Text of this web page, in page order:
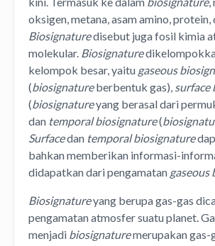
oksigen, metana, asam amino,
Biosignaturedisebut juga fosil kimia
molekular. Biosignature
kelompok besar, yaitu gaseous
(biosignatureberbentuk gas), surface
(biosignatureyang berasal dari
dan temporal biosignature(
Surfacedan temporal biosignature
bahkan memberikan informasi-
didapatkan dari pengamatan gaseous
Biosignatureyang berupa gas-gas
pengamatan atmosfer suatu planet.
menjadi biosignaturemerupakan gas-